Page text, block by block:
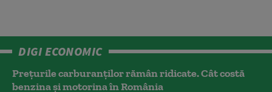
DIGI ECONOMIC
Prețurile carburanților rămân ridicate. Cât costă
benzina și motorina în România